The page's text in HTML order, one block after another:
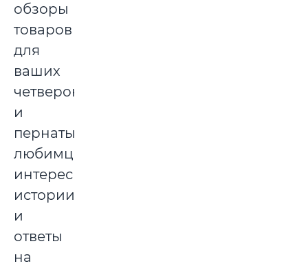
обзоры
товаров
для
ваших
четвероногих
и
пернатых
любимцев,
интересные
истории
и
ответы
на